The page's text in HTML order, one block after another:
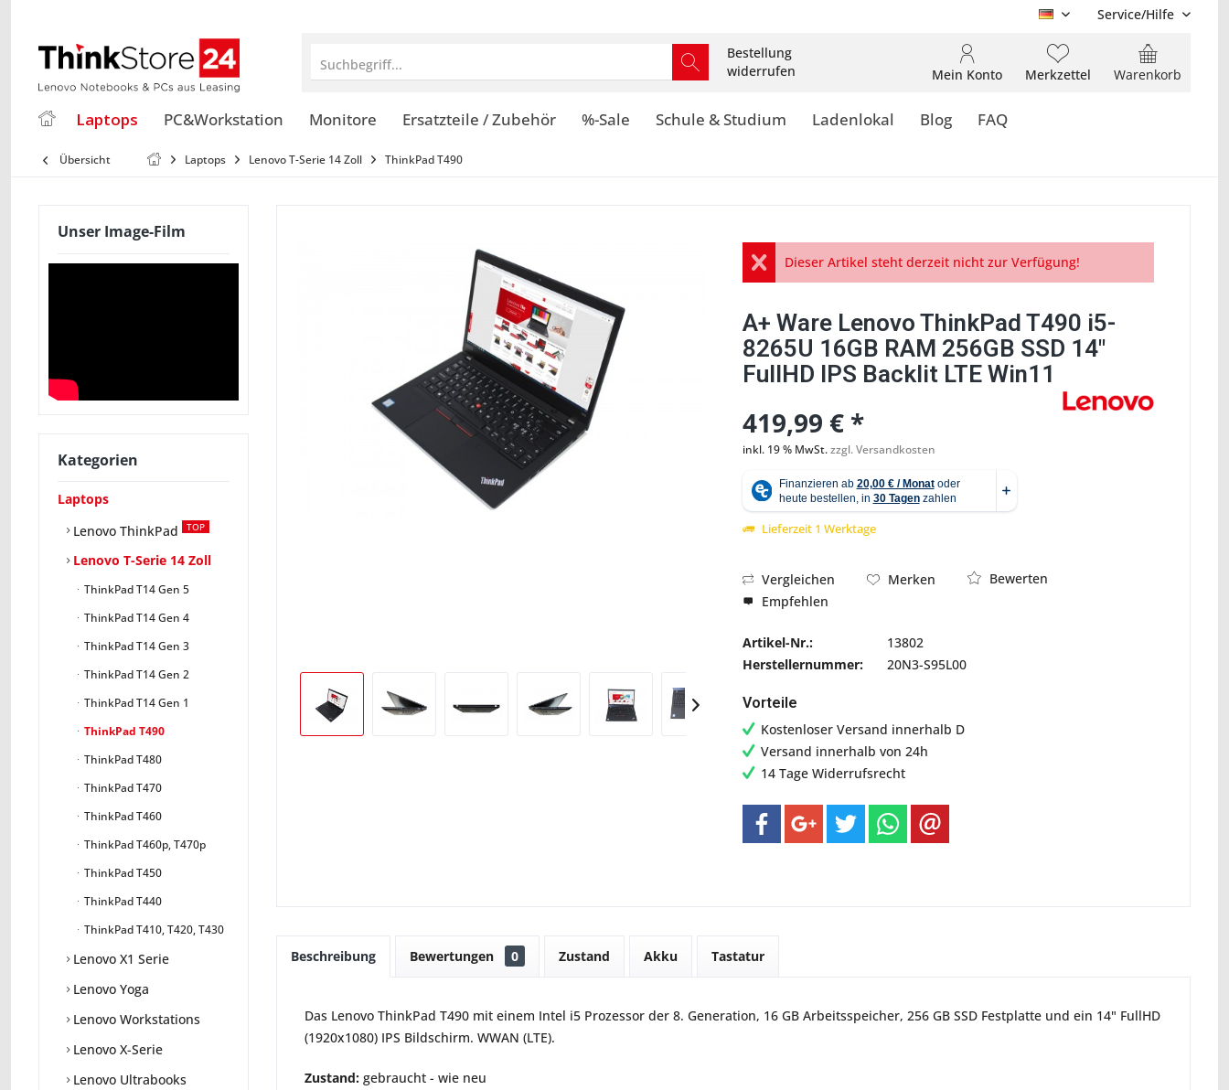
DE Service/Hilfe
Suchbegriff...
Bestellung
widerrufen
Warenkorb
Merkzettel
Mein Konto
Laptops PC&Workstation Monitore Ersatzteile / Zubehör %-Sale Schule & Studium Ladenlokal Blog FAQ
Übersicht Laptops Lenovo T-Serie 14 Zoll ThinkPad T490
Unser Image-Film
Kategorien
Laptops
Lenovo ThinkPad
TOP
Lenovo T-Serie 14 Zoll
ThinkPad T14 Gen 5
ThinkPad T14 Gen 4
ThinkPad T14 Gen 3
ThinkPad T14 Gen 2
ThinkPad T14 Gen 1
ThinkPad T490
ThinkPad T480
ThinkPad T470
ThinkPad T460
ThinkPad T460p, T470p
ThinkPad T450
ThinkPad T440
ThinkPad T410, T420, T430
Lenovo X1 Serie
Lenovo Yoga
Lenovo Workstations
Lenovo X-Serie
Lenovo Ultrabooks
Abbildung ähnlich
Dieser Artikel steht derzeit nicht zur Verfügung!
A+ Ware Lenovo ThinkPad T490 i5-
8265U 16GB RAM 256GB SSD 14"
FullHD IPS Backlit LTE Win11
419,99 € *
inkl. 19 % MwSt.zzgl. Versandkosten
Lieferzeit 1 Werktage
Vergleichen Merken
Bewerten
Empfehlen
Artikel-Nr.:
13802
Herstellernummer:
20N3-S95L00
Vorteile
Kostenloser Versand innerhalb D
Versand innerhalb von 24h
14 Tage Widerrufsrecht
Beschreibung Bewertungen 0 Zustand Akku Tastatur
Das Lenovo ThinkPad T490 mit einem Intel i5 Prozessor der 8. Generation, 16 GB Arbeitsspeicher, 256 GB SSD Festplatte und ein 14" FullHD
(1920x1080) IPS Bildschirm. WWAN (LTE).
Zustand: gebraucht - wie neu